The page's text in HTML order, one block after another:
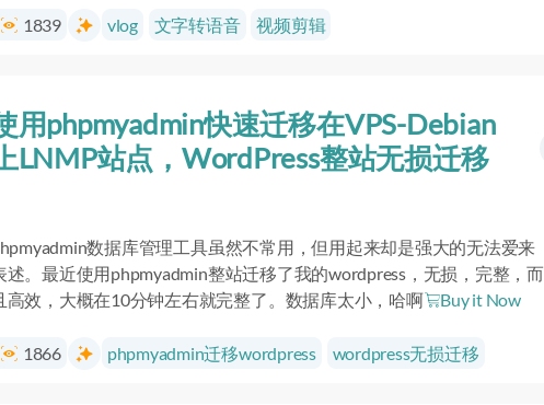
1839 vlog 文字转语音 视频剪辑
用phpmyadmin快速迁移在VPS-Debian
LNMP站点，WordPress整站无损迁移
数据库管理工具虽然不常用，但用起来却是强大的无法爱来
述。最近使用phpmyadmin整站迁移了我的wordpress，无损，完整，而
高效，大概在10分钟左右就完整了。数据库太小，哈啊
Buy it Now
1866 phpmyadmin迁移wordpress wordpress无损迁移